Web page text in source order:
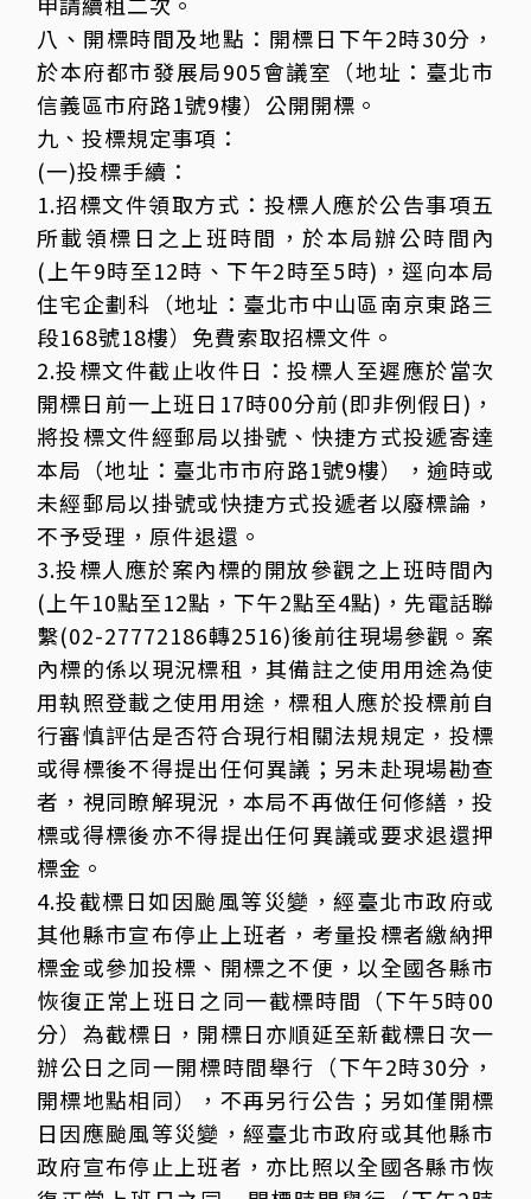
八、開標時間及地點：開標日下午2時30分，
於本府都市發展局905會議室（地址：臺北市
信義區市府路1號9樓）公開開標。
九、投標規定事項：
(一)投標手續：
1.招標文件領取方式：投標人應於公告事項五
所載領標日之上班時間，於本局辦公時間內
(上午9時至12時、下午2時至5時)，逕向本局
住宅企劃科（地址：臺北市中山區南京東路三
段168號18樓）免費索取招標文件。
2.投標文件截止收件日：投標人至遲應於當次
開標日前一上班日17時00分前(即非例假日)，
將投標文件經郵局以掛號、快捷方式投遞寄達
本局（地址：臺北市市府路1號9樓），逾時或
未經郵局以掛號或快捷方式投遞者以廢標論，
不予受理，原件退還。
3.投標人應於案內標的開放參觀之上班時間內
(上午10點至12點，下午2點至4點)，先電話聯
繫(02-27772186轉2516)後前往現場參觀。案
內標的係以現況標租，其備註之使用用途為使
用執照登載之使用用途，標租人應於投標前自
行審慎評估是否符合現行相關法規規定，投標
或得標後不得提出任何異議；另未赴現場勘查
者，視同瞭解現況，本局不再做任何修繕，投
標或得標後亦不得提出任何異議或要求退還押
標金。
4.投截標日如因颱風等災變，經臺北市政府或
其他縣市宣布停止上班者，考量投標者繳納押
標金或參加投標、開標之不便，以全國各縣市
恢復正常上班日之同一截標時間（下午5時00
分）為截標日，開標日亦順延至新截標日次一
辦公日之同一開標時間舉行（下午2時30分，
開標地點相同），不再另行公告；另如僅開標
日因應颱風等災變，經臺北市政府或其他縣市
政府宣布停止上班者，亦比照以全國各縣市恢